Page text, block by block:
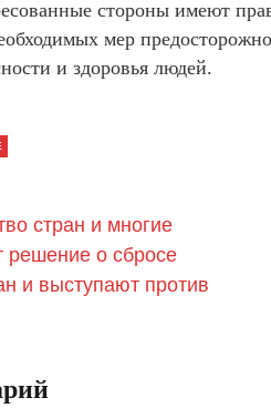
стороны имеют
мер
и здоровья людей.
стран и многие
решение о сбросе
и выступают против